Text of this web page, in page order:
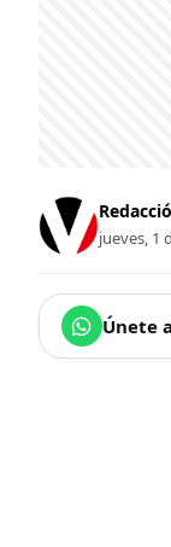
jueves, 1
Únete